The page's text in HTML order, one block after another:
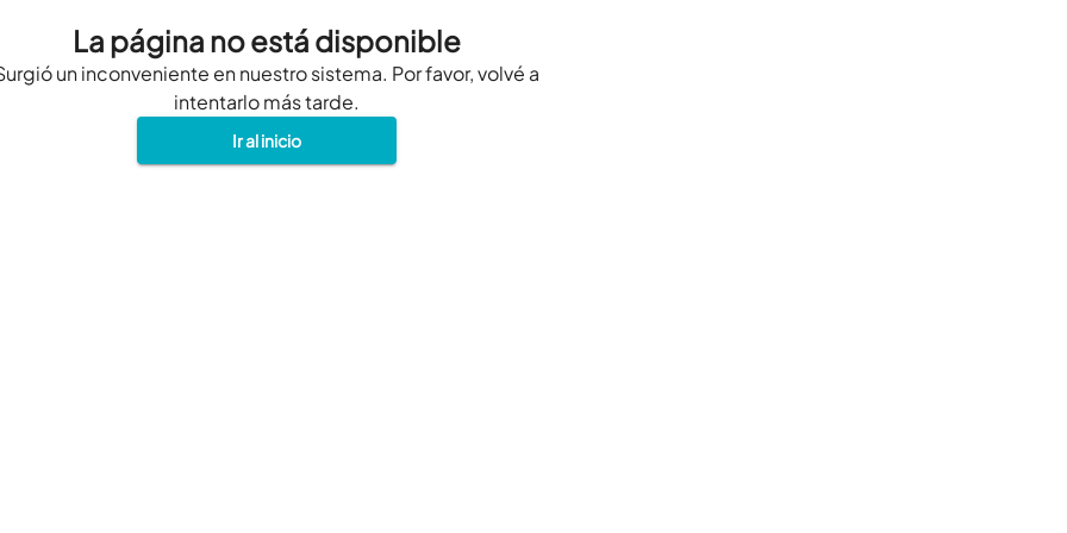
La página no está disponible
un inconveniente en nuestro sistema. Por favor, volvé a
intentarlo más tarde.
Ir al inicio